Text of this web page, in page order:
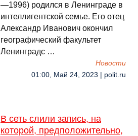
—1996) родился в Ленинграде в
интеллигентской семье. Его отец
Александр Иванович окончил
географический факультет
Ленинградс …
Новости
01:00, Май 24, 2023 | polit.ru
В сеть слили запись, на
которой, предположительно,